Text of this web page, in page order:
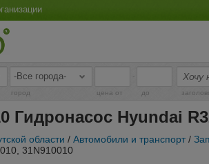
-
город цена от до
Гидронасос Hyundai
области / Автомобили и транспорт /
31N910010